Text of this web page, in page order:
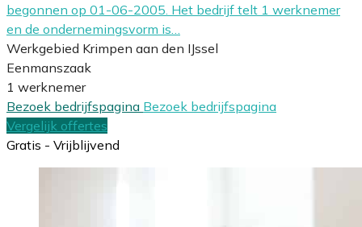
begonnen op 01-06-2005. Het bedrijf telt 1 werknemer
en de ondernemingsvorm is…
Werkgebied Krimpen aan den IJssel
Eenmanszaak
1 werknemer
Bezoek bedrijfspagina Bezoek bedrijfspagina
Vergelijk offertes
Gratis - Vrijblijvend